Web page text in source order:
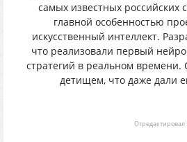
самых известных российских
главной особенностью
искусственный интеллект.
что реализовали первый
стратегий в реальном времени.
детищем, что даже дали
Отредактировал